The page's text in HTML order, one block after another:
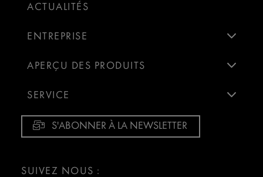
ACTUALITÉS
ENTREPRISE
APERÇU DES PRODUITS
SERVICE
S'ABONNER À LA NEWSLETTER
SUIVEZ NOUS :